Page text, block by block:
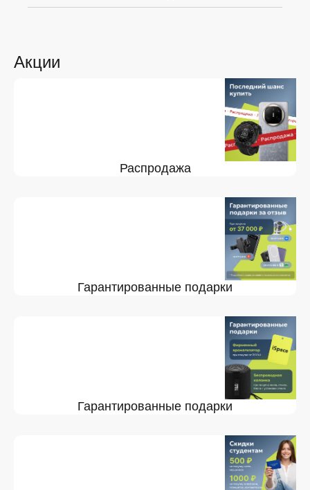
Акции
Распродажа
Гарантированные подарки
Гарантированные подарки